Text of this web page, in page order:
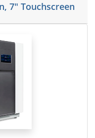
7" Touchscreen